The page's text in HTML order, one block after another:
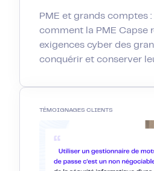
PME et grands comptes
comment la PME Capse
exigences cyber des
conquérir et conserver
TÉMOIGNAGES CLIENTS